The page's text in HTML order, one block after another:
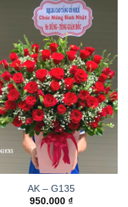
AK – G135
950.000 ₫